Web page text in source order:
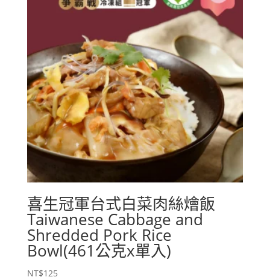
喜生冠軍台式白菜肉絲燴飯
Taiwanese Cabbage and
Shredded Pork Rice
Bowl(461公克x單入)
NT$125